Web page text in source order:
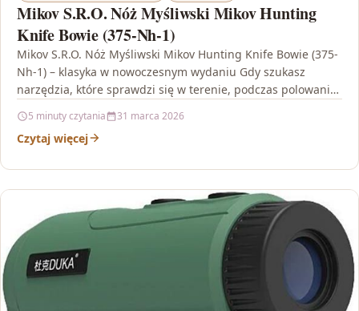
Mikov S.R.O. Nóż Myśliwski Mikov Hunting
Knife Bowie (375-Nh-1)
Mikov S.R.O. Nóż Myśliwski Mikov Hunting Knife Bowie (375-
Nh-1) – klasyka w nowoczesnym wydaniu Gdy szukasz
narzędzia, które sprawdzi się w terenie, podczas polowania,
5 minuty czytania 31 marca 2026
Czytaj więcej